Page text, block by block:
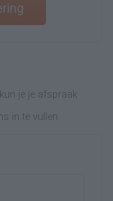
je je afspraak
in te vullen